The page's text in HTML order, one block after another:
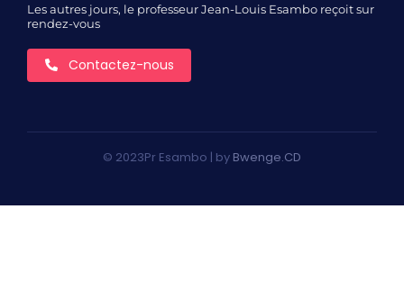
Les autres jours, le professeur Jean-Louis Esambo reçoit sur
rendez-vous
Contactez-nous
© 2023Pr Esambo | by Bwenge.CD